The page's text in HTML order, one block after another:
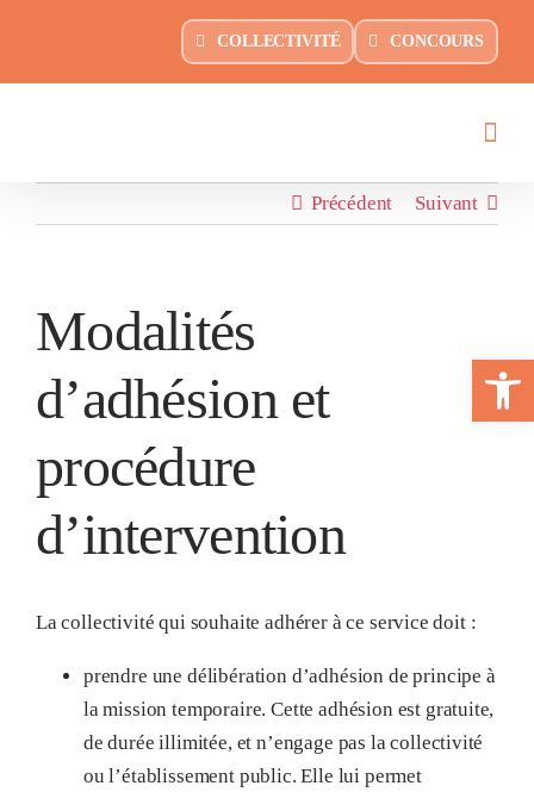
Ouvrir
contenu
COLLECTIVITÉ CONCOURS
Précédent Suivant
Modalités
d’adhésion et
procédure
d’intervention
La collectivité qui souhaite adhérer à ce service doit :
prendre une délibération d’adhésion de principe à
la mission temporaire. Cette adhésion est gratuite,
de durée illimitée, et n’engage pas la collectivité
ou l’établissement public. Elle lui permet